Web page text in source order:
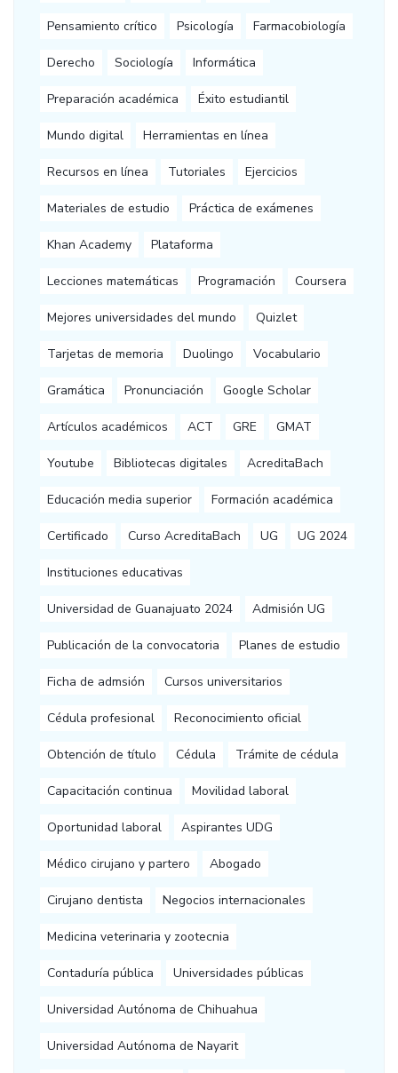
Pensamiento crítico Psicología Farmacobiología
Derecho Sociología Informática
Preparación académica Éxito estudiantil
Mundo digital Herramientas en línea
Recursos en línea Tutoriales Ejercicios
Materiales de estudio Práctica de exámenes
Khan Academy Plataforma
Lecciones matemáticas Programación Coursera
Mejores universidades del mundo Quizlet
Tarjetas de memoria Duolingo Vocabulario
Gramática Pronunciación Google Scholar
Artículos académicos ACT GRE GMAT
Youtube Bibliotecas digitales AcreditaBach
Educación media superior Formación académica
Certificado Curso AcreditaBach UG UG 2024
Instituciones educativas
Universidad de Guanajuato 2024 Admisión UG
Publicación de la convocatoria Planes de estudio
Ficha de admsión Cursos universitarios
Cédula profesional Reconocimiento oficial
Obtención de título Cédula Trámite de cédula
Capacitación continua Movilidad laboral
Oportunidad laboral Aspirantes UDG
Médico cirujano y partero Abogado
Cirujano dentista Negocios internacionales
Medicina veterinaria y zootecnia
Contaduría pública Universidades públicas
Universidad Autónoma de Chihuahua
Universidad Autónoma de Nayarit